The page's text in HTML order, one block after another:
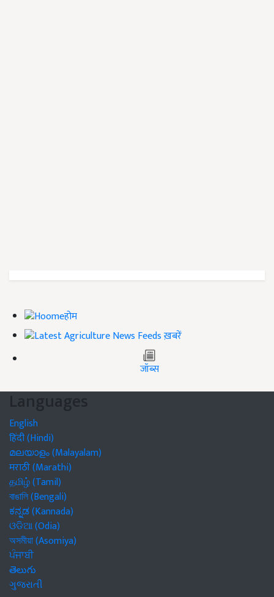
होम
ख़बरें
जॉब्स
Languages
English
हिंदी (Hindi)
മലയാളം (Malayalam)
मराठी (Marathi)
தமிழ் (Tamil)
বাঙালি (Bengali)
ಕನ್ನಡ (Kannada)
ଓଡିଆ (Odia)
অসমীয়া (Asomiya)
ਪੰਜਾਬੀ
తెలుగు
ગુજરાતી